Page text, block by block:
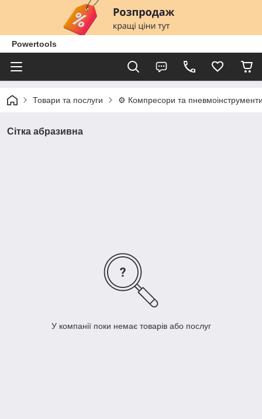
Powertools
Товари та послуги ⚙️ Компресори та
Сітка абразивна
У компанії поки немає товарів або послуг